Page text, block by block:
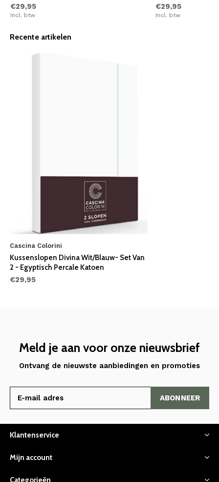
€29,95
Incl. btw
€29,95
Incl. btw
Recente artikelen
Cascina Colorini
Kussenslopen Divina Wit/Blauw- Set Van
2 - Egyptisch Percale Katoen
€29,95
Meld je aan voor onze nieuwsbrief
Ontvang de nieuwste aanbiedingen en promoties
ABONNEER
Klantenservice
Mijn account
Categorieën